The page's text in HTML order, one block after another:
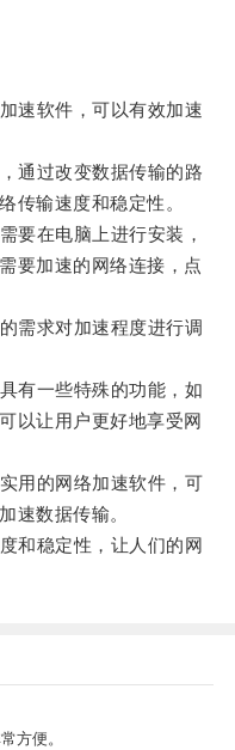
软件，可以有效加速
过改变数据传输的路
传输速度和稳定性。
在电脑上进行安装，
要加速的网络连接，点
求对加速程度进行调
一些特殊的功能，如
以让用户更好地享受网
的网络加速软件，可
速数据传输。
稳定性，让人们的网
方便。